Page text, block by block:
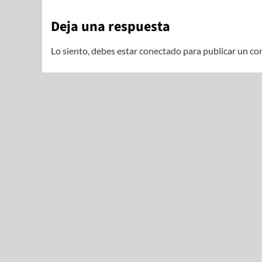
Deja una respuesta
Lo siento, debes estarconectado para publicar un